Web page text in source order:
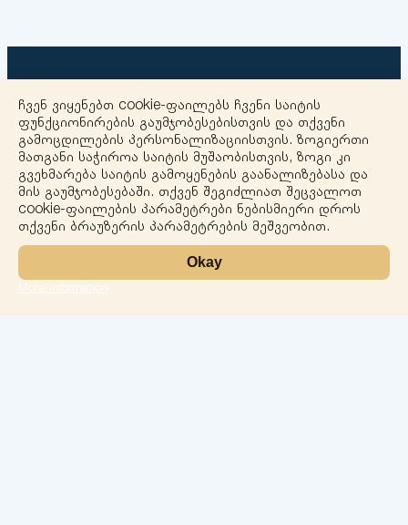
+
−
ჩვენ ვიყენებთ cookie-ფაილებს ჩვენი საიტის
ფუნქციონირების გაუმჯობესებისთვის და თქვენი
გამოცდილების პერსონალიზაციისთვის. ზოგიერთი
მათგანი საჭიროა საიტის მუშაობისთვის, ზოგი კი
გვეხმარება საიტის გამოყენების გაანალიზებასა და
მის გაუმჯობესებაში. თქვენ შეგიძლიათ შეცვალოთ
cookie-ფაილების პარამეტრები ნებისმიერი დროს
თქვენი ბრაუზერის პარამეტრების მეშვეობით.
Okay
More information